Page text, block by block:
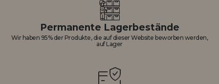
Permanente Lagerbestände
Wir haben 95% der Produkte, die auf dieser Website beworben werden,
auf Lager